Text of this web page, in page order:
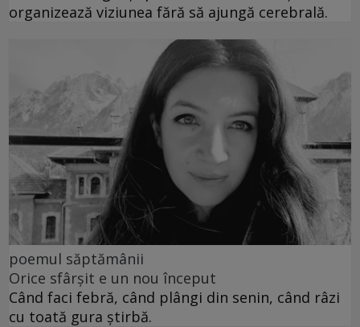
organizează viziunea fără să ajungă cerebrală.
poemul săptămânii
Orice sfârșit e un nou început
Când faci febră, când plângi din senin, când râzi
cu toată gura știrbă.